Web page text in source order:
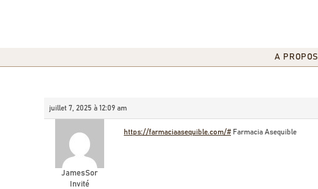
A PROPOS
juillet 7, 2025 à 12:09 am
JamesSor
Invité
https://farmaciaasequible.com/# Farmacia Asequible